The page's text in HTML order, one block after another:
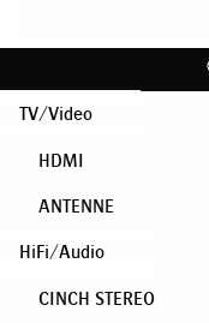
TV/Video
HDMI
ANTENNE
HiFi/Audio
CINCH STEREO